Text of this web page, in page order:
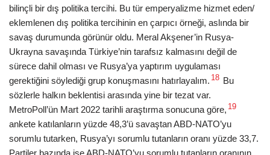
bilinçli bir dış politika tercihi. Bu tür emperyalizme hizmet eden/
eklemlenen dış politika tercihinin en çarpıcı örneği, aslında bir
savaş durumunda görünür oldu. Meral Akşener’in Rusya-
Ukrayna savaşında Türkiye’nin tarafsız kalmasını değil de
sürece dahil olması ve Rusya’ya yaptırım uygulaması
gerektiğini söylediği grup konuşmasını hatırlayalım. 18 Bu
sözlerle halkın beklentisi arasında yine bir tezat var.
MetroPoll’ün Mart 2022 tarihli araştırma sonucuna göre, 19
ankete katılanların yüzde 48,3’ü savaştan ABD-NATO’yu
sorumlu tutarken, Rusya’yı sorumlu tutanların oranı yüzde 33,7.